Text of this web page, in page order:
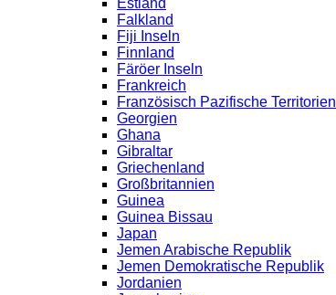
Falkland
Fiji Inseln
Finnland
Färöer Inseln
Frankreich
Französisch Pazifische Territorien
Georgien
Ghana
Gibraltar
Griechenland
Großbritannien
Guinea
Guinea Bissau
Japan
Jemen Arabische Republik
Jemen Demokratische Republik
Jordanien